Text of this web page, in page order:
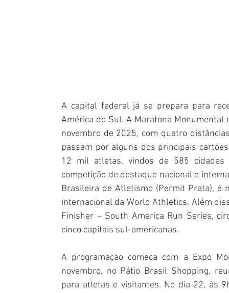
A capital federal já se prepara para
América do Sul. A Maratona Monumental
novembro de 2025, com quatro
passam por alguns dos principais
12 mil atletas, vindos de 585
competição de destaque nacional e
Brasileira de Atletismo (Permit Prata), é
internacional da World Athletics. Além
Finisher – South America Run Series,
cinco capitais sul-americanas.
A programação começa com a Expo
novembro, no Pátio Brasil Shopping,
para atletas e visitantes. No dia 22, às